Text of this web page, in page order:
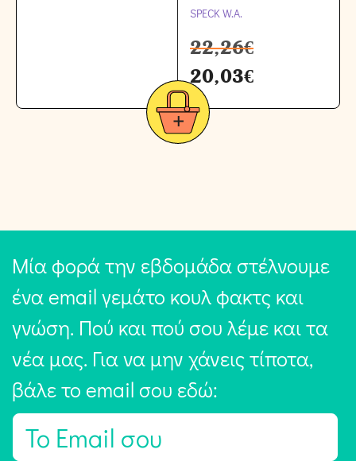
SPECK W.A.
22,26€
20,03€
Μία φορά την εβδομάδα στέλνουμε
ένα email γεμάτο κουλ φακτς και
γνώση. Πού και πού σου λέμε και τα
νέα μας. Για να μην χάνεις τίποτα,
βάλε το email σου εδώ:
E